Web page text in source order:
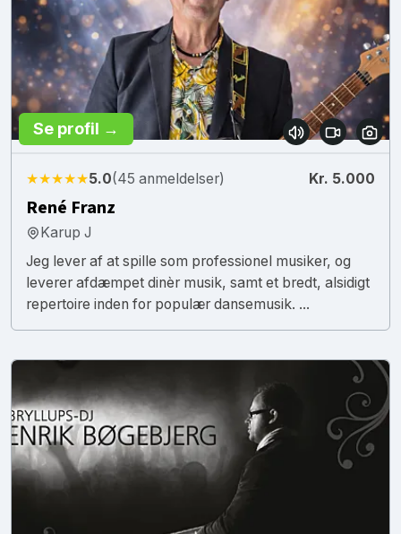
Se profil →
★★★★★5.0(45 anmeldelser) Kr. 5.000
René Franz
Karup J
Jeg lever af at spille som professionel musiker, og
leverer afdæmpet dinèr musik, samt et bredt, alsidigt
repertoire inden for populær dansemusik. ...